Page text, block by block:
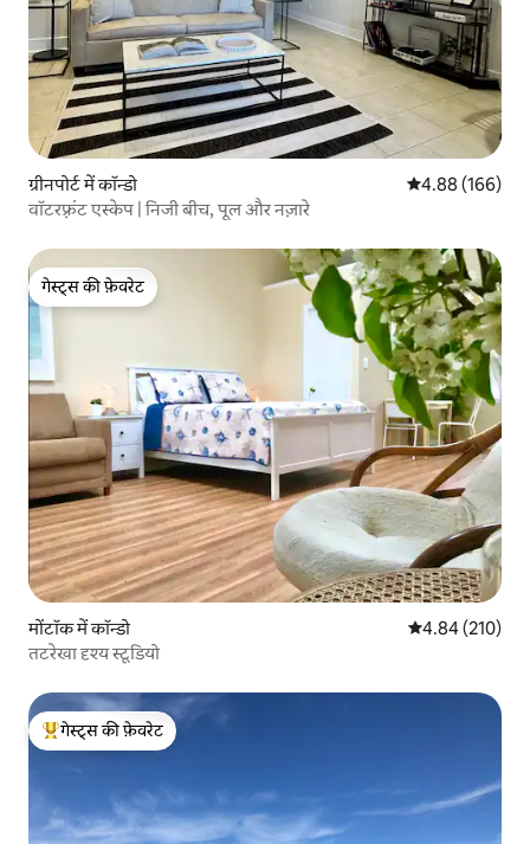
ग्रीनपोर्ट में कॉन्डो औसत रेटिंग 5 में से
4.88 (166)
वॉटरफ़्रंट एस्केप | निजी बीच, पूल और नज़ारे
गेस्ट्स की फ़ेवरेट
गेस्ट्स की फ़ेवरेट
मोंटॉक में कॉन्डो औसत रेटिंग 5 में से
4.84 (210)
तटरेखा दृश्य स्टूडियो
गेस्ट्स का टॉप फ़ेवरेट
गेस्ट्स की फ़ेवरेट